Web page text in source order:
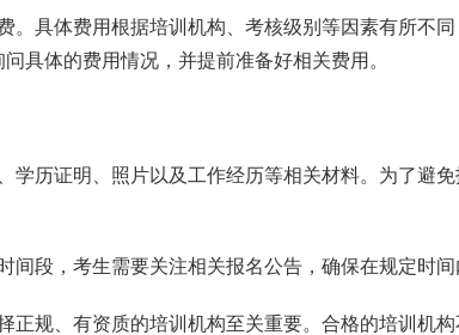
。具体费用根据培训机构、考核级别等因素有所不
具体的费用情况，并提前准备好相关费用。
学历证明、照片以及工作经历等相关材料。为了避
间段，考生需要关注相关报名公告，确保在规定时间
正规、有资质的培训机构至关重要。合格的培训机